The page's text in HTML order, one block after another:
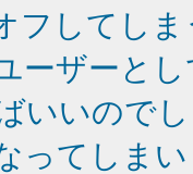
フしてし
ーザーと
いいので
ってしま